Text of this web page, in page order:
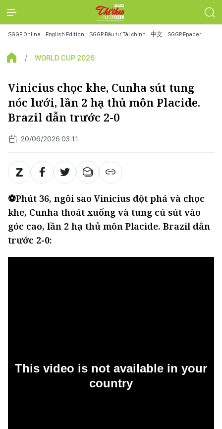
SGGP Online English Edition SGGP Đầu tư Tài chính 中文 SGGP Epaper
WORLD CUP 2026
Vinicius chọc khe, Cunha sút tung
nóc lưới, lần 2 hạ thủ môn Placide.
Brazil dẫn trước 2-0
20/06/2026 03:11
⚽Phút 36, ngôi sao Vinicius đột phá và chọc
khe, Cunha thoát xuống và tung cú sút vào
góc cao, lần 2 hạ thủ môn Placide. Brazil dẫn
trước 2-0: